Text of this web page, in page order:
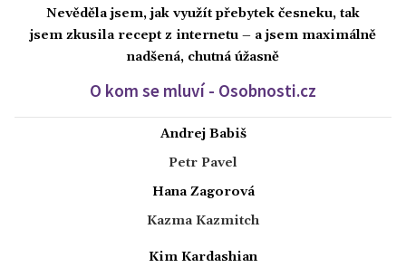
Nevěděla jsem, jak využít přebytek česneku, tak
jsem zkusila recept z internetu – a jsem maximálně
nadšená, chutná úžasně
O kom se mluví - Osobnosti.cz
Andrej Babiš
Petr Pavel
Hana Zagorová
Kazma Kazmitch
Kim Kardashian